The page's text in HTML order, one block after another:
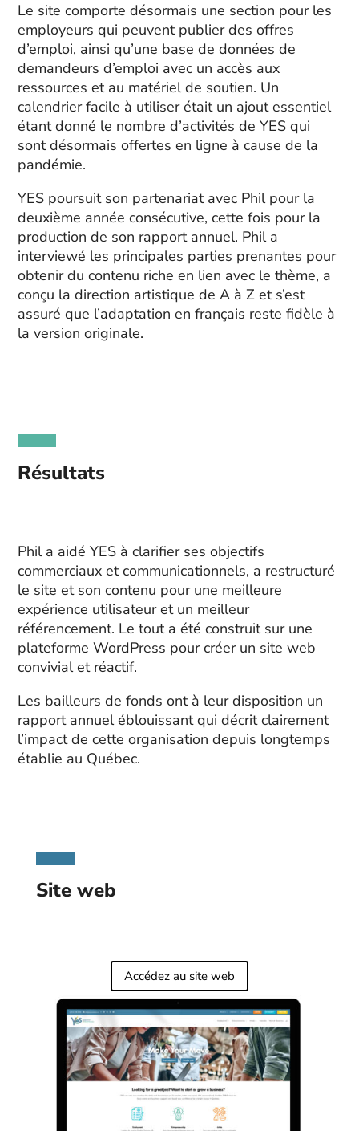
Le site comporte désormais une section pour les
employeurs qui peuvent publier des offres
d’emploi, ainsi qu’une base de données de
demandeurs d’emploi avec un accès aux
ressources et au matériel de soutien. Un
calendrier facile à utiliser était un ajout essentiel
étant donné le nombre d’activités de YES qui
sont désormais offertes en ligne à cause de la
pandémie.
YES poursuit son partenariat avec Phil pour la
deuxième année consécutive, cette fois pour la
production de son rapport annuel. Phil a
interviewé les principales parties prenantes pour
obtenir du contenu riche en lien avec le thème, a
conçu la direction artistique de A à Z et s’est
assuré que l’adaptation en français reste fidèle à
la version originale.
Résultats
Phil a aidé YES à clarifier ses objectifs
commerciaux et communicationnels, a restructuré
le site et son contenu pour une meilleure
expérience utilisateur et un meilleur
référencement. Le tout a été construit sur une
plateforme WordPress pour créer un site web
convivial et réactif.
Les bailleurs de fonds ont à leur disposition un
rapport annuel éblouissant qui décrit clairement
l’impact de cette organisation depuis longtemps
établie au Québec.
Site web
Accédez au site web